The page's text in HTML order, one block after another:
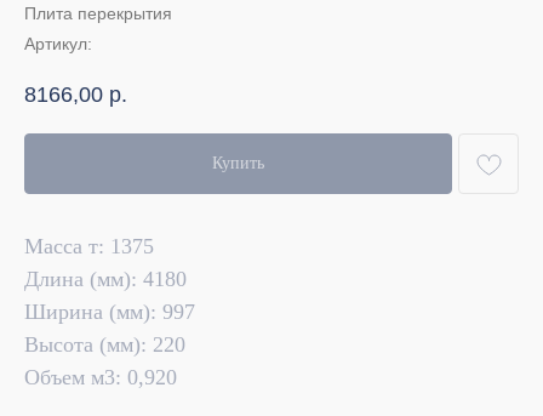
Плита перекрытия
Артикул:
8166,00 р.
Купить
Масса т: 1375
Длина (мм): 4180
Ширина (мм): 997
Высота (мм): 220
Объем м3: 0,920